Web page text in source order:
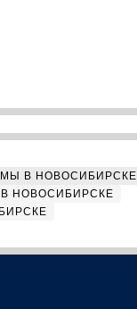
В НОВОСИБИРСКЕ
НОВОСИБИРСКЕ